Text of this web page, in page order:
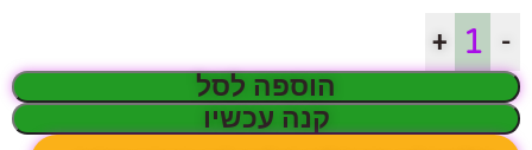
-
+
הוספה לסל
קנה עכשיו